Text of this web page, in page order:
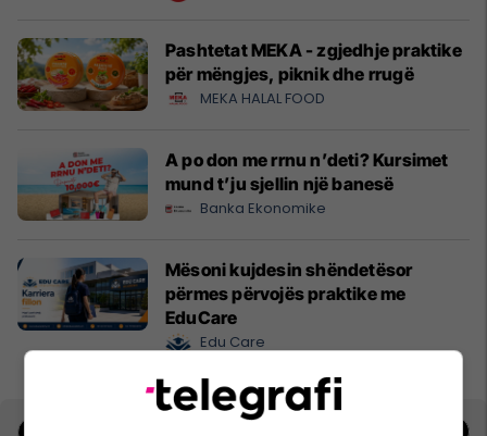
Pashtetat MEKA - zgjedhje praktike
për mëngjes, piknik dhe rrugë
MEKA HALAL FOOD
A po don me rrnu n’deti? Kursimet
mund t’ju sjellin një banesë
Banka Ekonomike
Mësoni kujdesin shëndetësor
përmes përvojës praktike me
EduCare
Edu Care